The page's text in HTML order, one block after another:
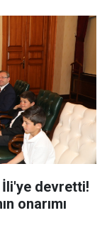
devretti!
onarımı